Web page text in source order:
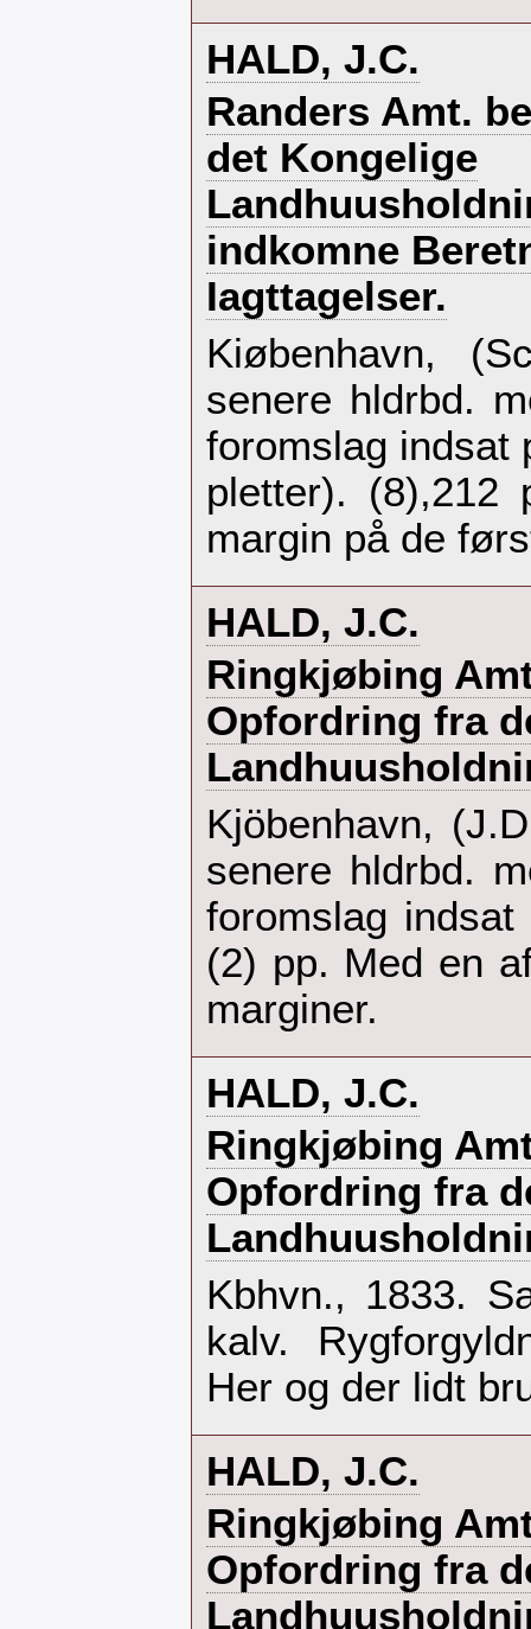
‎HALD, J.C.‎
‎Randers Amt.
det Kongelige
indkomne
Iagttagelser.‎
‎Kiøbenhavn,
senere hldrbd.
foromslag indsat
pletter).
margin på de
‎HALD, J.C.‎
‎Ringkjøbing
Opfordring fra
‎Kjöbenhavn,
senere hldrbd.
foromslag
(2) pp. Med en
marginer.‎
‎HALD, J.C.‎
‎Ringkjøbing
Opfordring fra
‎Kbhvn., 1833.
kalv.
Her og der lidt
‎HALD, J.C.‎
‎Ringkjøbing
Opfordring fra